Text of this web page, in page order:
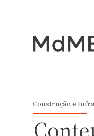
Construção e